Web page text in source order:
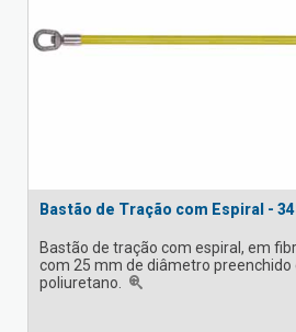
Bastão de Tração com Espiral -
Bastão de tração com espiral, em
com 25 mm de diâmetro preenchido
poliuretano.